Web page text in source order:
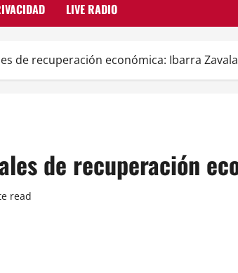
LIVE RADIO
de recuperación económica: Ibarra Zavala
de recuperación
read